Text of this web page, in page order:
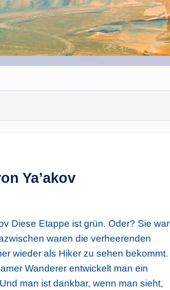
Ya’akov
Diese Etappe ist grün. Oder? Sie war
waren die verheerenden
wieder als Hiker zu sehen bekommt.
Wanderer entwickelt man ein
man ist dankbar, wenn man sieht,